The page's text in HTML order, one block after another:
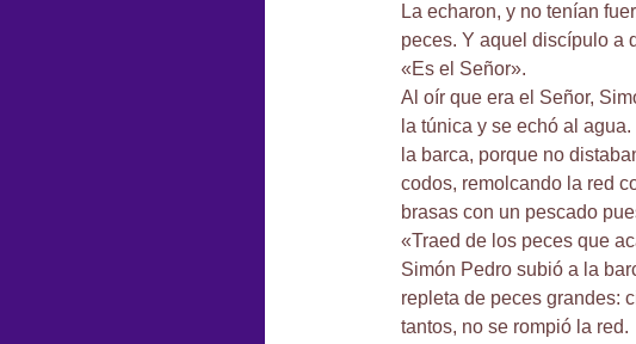
La echaron, y no tenían
peces. Y aquel discípulo a
«Es el Señor».
Al oír que era el Señor,
la túnica y se echó al
la barca, porque no
codos, remolcando la red
brasas con un pescado
«Traed de los peces que
Simón Pedro subió a la
repleta de peces grandes:
tantos, no se rompió la red.